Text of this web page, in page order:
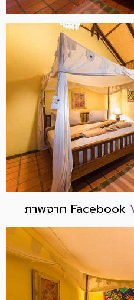
ภาพจาก Facebook